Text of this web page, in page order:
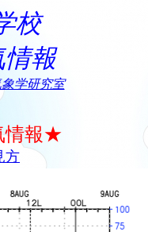
校
報
象学研究室
情報★
方